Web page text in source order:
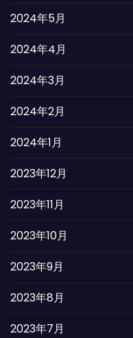
2024年5月
2024年4月
2024年3月
2024年2月
2024年1月
2023年12月
2023年11月
2023年10月
2023年9月
2023年8月
2023年7月